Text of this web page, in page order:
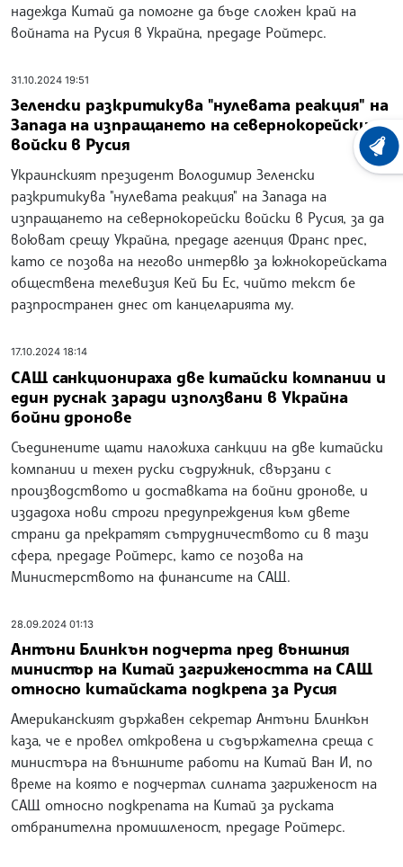
надежда Китай да помогне да бъде сложен край на
войната на Русия в Украйна, предаде Ройтерс.
31.10.2024 19:51
Зеленски разкритикува "нулевата реакция" на
Запада на изпращането на севернокорейски
войски в Русия
Украинският президент Володимир Зеленски
разкритикува "нулевата реакция" на Запада на
изпращането на севернокорейски войски в Русия, за да
воюват срещу Украйна, предаде агенция Франс прес,
като се позова на негово интервю за южнокорейската
обществена телевизия Кей Би Ес, чийто текст бе
разпространен днес от канцеларията му.
17.10.2024 18:14
САЩ санкционираха две китайски компании и
един руснак заради използвани в Украйна
бойни дронове
Съединените щати наложиха санкции на две китайски
компании и техен руски съдружник, свързани с
производството и доставката на бойни дронове, и
издадоха нови строги предупреждения към двете
страни да прекратят сътрудничеството си в тази
сфера, предаде Ройтерс, като се позова на
Министерството на финансите на САЩ.
28.09.2024 01:13
Антъни Блинкън подчерта пред външния
министър на Китай загрижеността на САЩ
относно китайската подкрепа за Русия
Американският държавен секретар Антъни Блинкън
каза, че е провел откровена и съдържателна среща с
министъра на външните работи на Китай Ван И, по
време на която е подчертал силната загриженост на
САЩ относно подкрепата на Китай за руската
отбранителна промишленост, предаде Ройтерс.